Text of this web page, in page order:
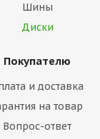
Шины
Диски
Покупателю
и доставка
на товар
Вопрос-ответ